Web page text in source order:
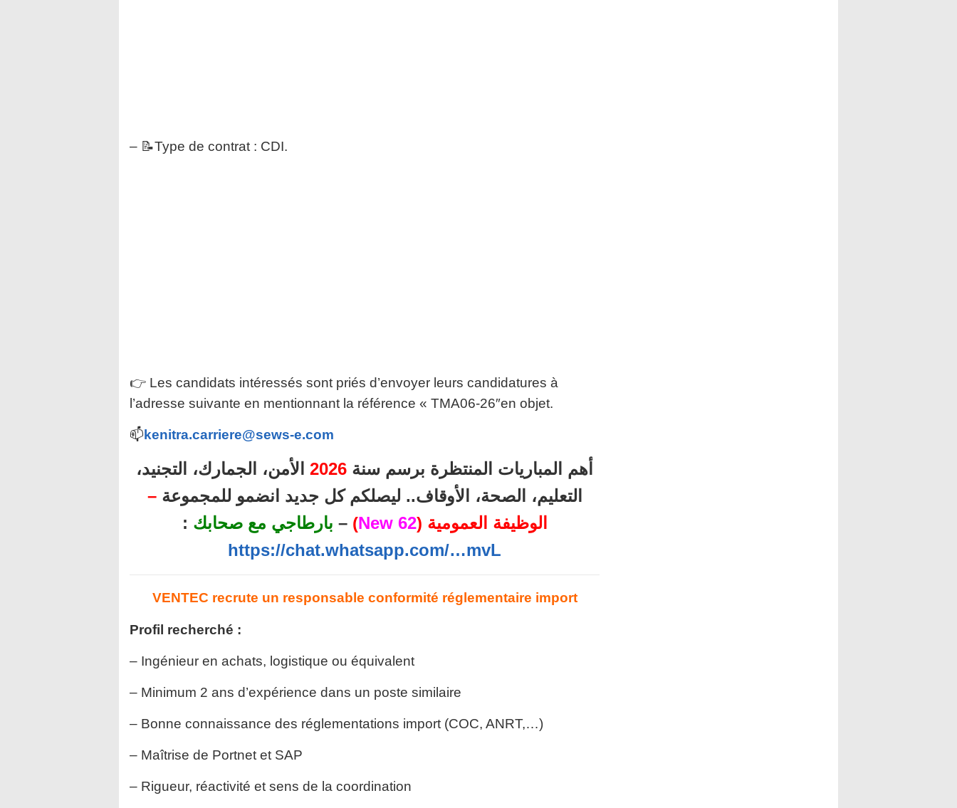
– 📝Type de contrat : CDI.
👉 Les candidats intéressés sont priés d’envoyer leurs candidatures à
l’adresse suivante en mentionnant la référence « TMA06-26″en objet.
📫 kenitra.carriere@sews-e.com
أهم المباريات المنتظرة برسم سنة 2026 الأمن، الجمارك، التجنيد،
التعليم، الصحة، الأوقاف.. ليصلكم كل جديد انضمو للمجموعة–
الوظيفة العمومية (62 New
)
– بارطاجي مع صحابك :
https://chat.whatsapp.com/…mvL
VENTEC recrute un responsable conformité réglementaire import
Profil recherché :
– Ingénieur en achats, logistique ou équivalent
– Minimum 2 ans d’expérience dans un poste similaire
– Bonne connaissance des réglementations import (COC, ANRT,…)
– Maîtrise de Portnet et SAP
– Rigueur, réactivité et sens de la coordination